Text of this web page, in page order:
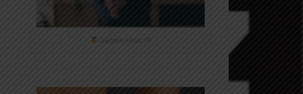
Garmin Fénix 7X